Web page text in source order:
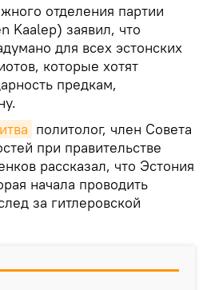
отделения партии
Kaalep) заявил, что
для всех эстонских
которые хотят
предкам,
политолог, член Совета
при правительстве
рассказал, что Эстония
начала проводить
за гитлеровской